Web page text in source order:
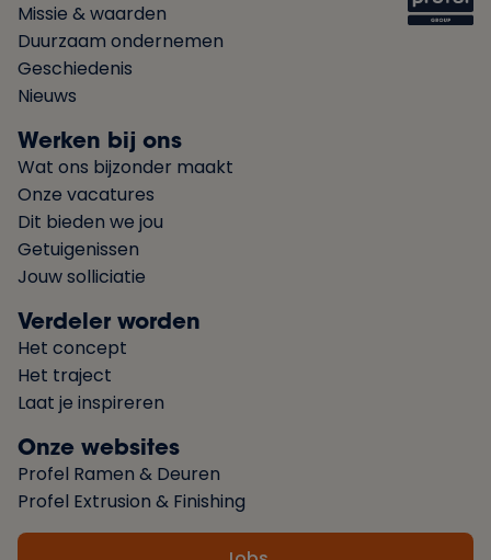
Missie & waarden
Duurzaam ondernemen
Geschiedenis
Nieuws
Werken bij ons
Wat ons bijzonder maakt
Onze vacatures
Dit bieden we jou
Getuigenissen
Jouw solliciatie
Verdeler worden
Het concept
Het traject
Laat je inspireren
Onze websites
Profel Ramen & Deuren
Profel Extrusion & Finishing